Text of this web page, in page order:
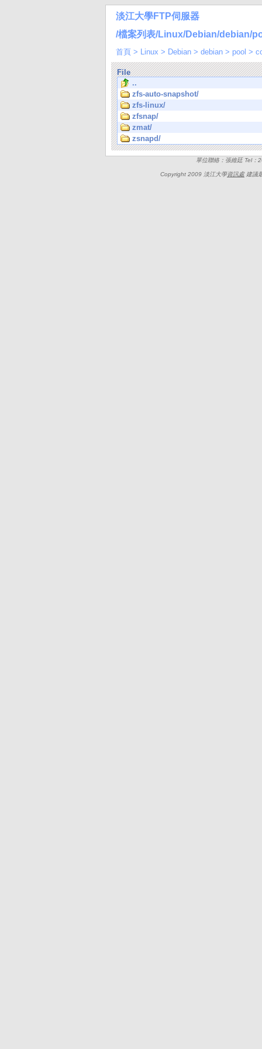
淡江大學FTP伺服器
/檔案列表/Linux/Debian/debian/
首頁 > Linux > Debian > debian > pool >
File
..
zfs-auto-snapshot/
zfs-linux/
zfsnap/
zmat/
zsnapd/
單位聯絡：張維廷 Tel
Copyright 2009 淡江大學資訊處建議